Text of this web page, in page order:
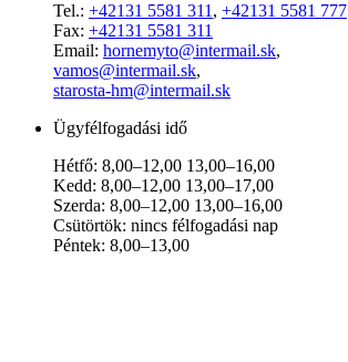
Tel.: +42131 5581 311 , +42131 5581 777
Fax: +42131 5581 311
Email: hornemyto@intermail.sk,
vamos@intermail.sk,
starosta-hm@intermail.sk
Ügyfélfogadási idő
Hétfő: 8,00–12,00 13,00–16,00
Kedd: 8,00–12,00 13,00–17,00
Szerda: 8,00–12,00 13,00–16,00
Csütörtök: nincs félfogadási nap
Péntek: 8,00–13,00